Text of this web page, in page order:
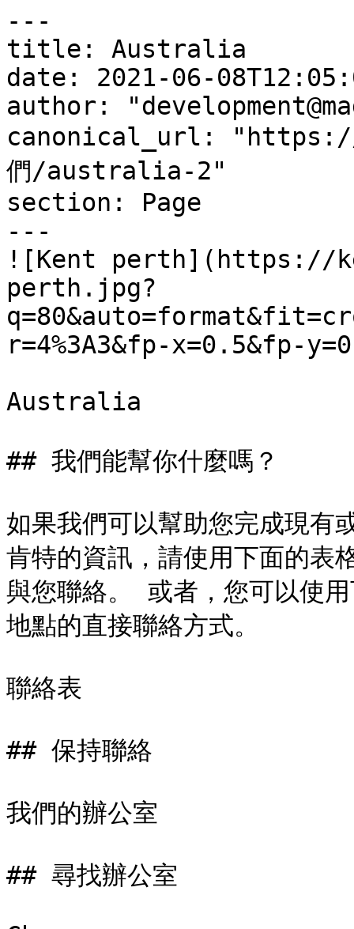
---
title: Australia
date: 2021-06-
author:
canonical_url: "https://
們/australia-2"
section: Page
---
![Kent perth](https://
perth.jpg?
r=4%3A3&fp-x=0.5&fp-
Australia
## 我們能幫你什麼嗎？
如果我們可以幫助您完成現有
肯特的資訊，請使用下面的表
與您聯絡。 或者，您可以使
地點的直接聯絡方式。
聯絡表
## 保持聯絡
我們的辦公室
## 尋找辦公室